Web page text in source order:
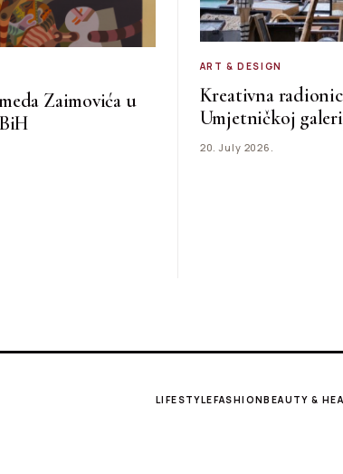
Zaimovića u
ART & DESIGN
Kreativna
Umjetničkoj
20. July 2026.
LIFESTYLEFASHIONBEAUTY &